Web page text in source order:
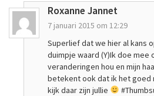
Roxanne Jannet
7 januari 2015 om 12:29
Superlief dat we hier al kans
duimpje waard (Y)Ik doe mee
veranderingen hou en mijn
betekent ook dat ik het goed
kijk daar zijn jullie